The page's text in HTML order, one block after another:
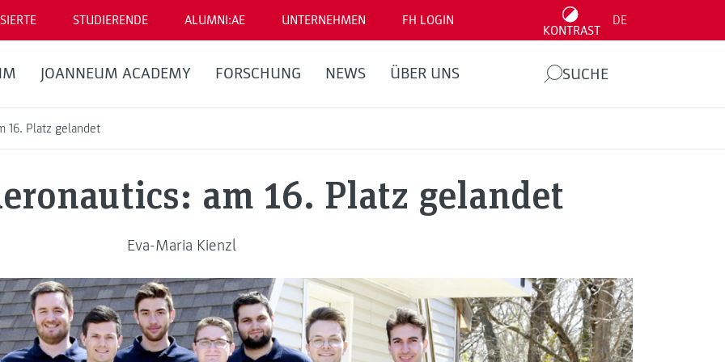
STUDIERENDE ALUMNI:AE UNTERNEHMEN FH LOGIN
KONTRAST
DE
JOANNEUM ACADEMY FORSCHUNG NEWS ÜBER UNS SUCHE
16. Platz gelandet
am 16. Platz gelandet
Eva-Maria Kienzl